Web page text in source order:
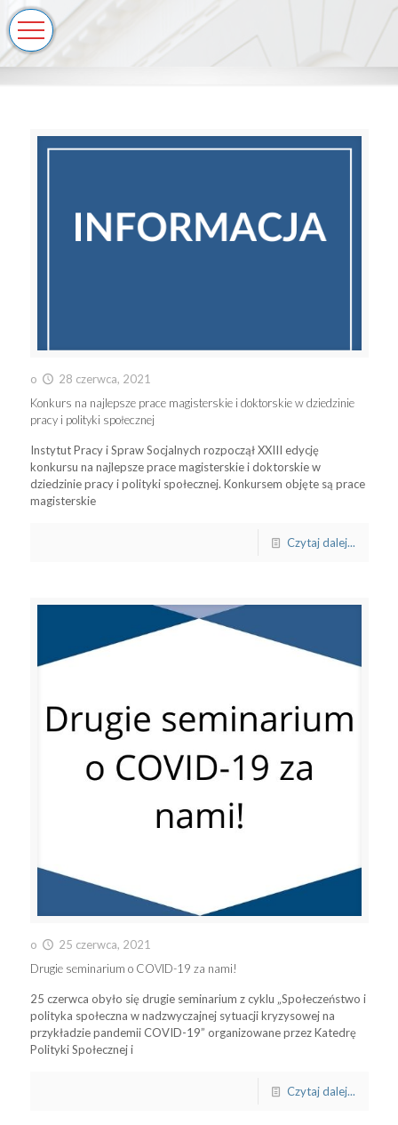
o
28 czerwca, 2021
Konkurs na najlepsze prace magisterskie i doktorskie w dziedzinie
pracy i polityki społecznej
Instytut Pracy i Spraw Socjalnych rozpoczął XXIII edycję
konkursu na najlepsze prace magisterskie i doktorskie w
dziedzinie pracy i polityki społecznej. Konkursem objęte są prace
magisterskie
Czytaj dalej...
o
25 czerwca, 2021
Drugie seminarium o COVID-19 za nami!
25 czerwca obyło się drugie seminarium z cyklu „Społeczeństwo i
polityka społeczna w nadzwyczajnej sytuacji kryzysowej na
przykładzie pandemii COVID-19” organizowane przez Katedrę
Polityki Społecznej i
Czytaj dalej...